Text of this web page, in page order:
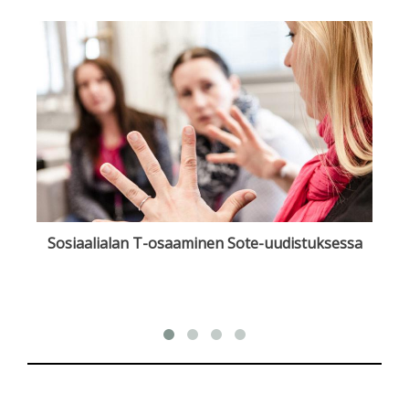
Sosiaalialan T-osaaminen Sote-uudistuksessa